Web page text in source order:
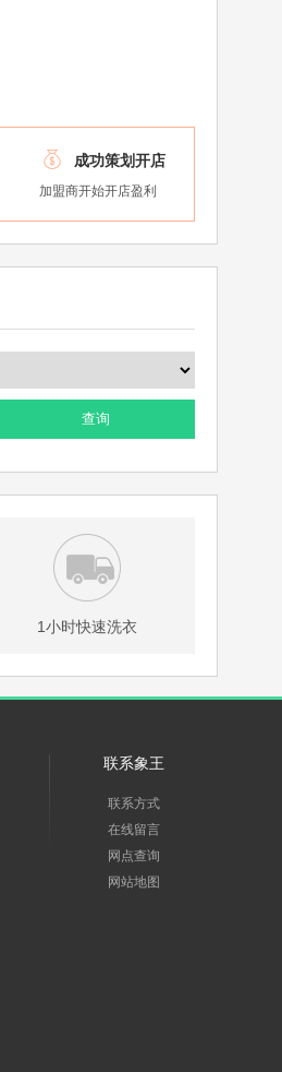
 成功策划开店
加盟商开始开店盈利
查询
1小时快速洗衣
联系象王
联系方式
在线留言
网点查询
网站地图